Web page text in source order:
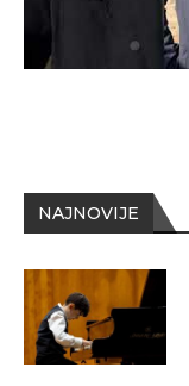
NAJNOVIJE